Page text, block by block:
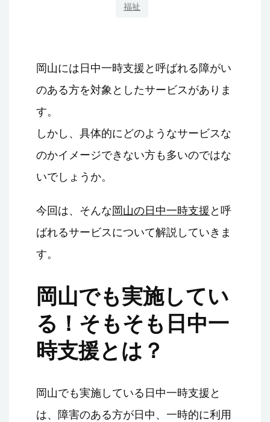
福祉
岡山には日中一時支援と呼ばれる障がい
のある方を対象としたサービスがありま
す。
しかし、具体的にどのようなサービスな
のかイメージできない方も多いのではな
いでしょうか。
今回は、そんな岡山の日中一時支援と呼
ばれるサービスについて解説していきま
す。
岡山でも実施してい
る！そもそも日中一
時支援とは？
岡山でも実施している日中一時支援と
は、障害のある方が日中、一時的に利用